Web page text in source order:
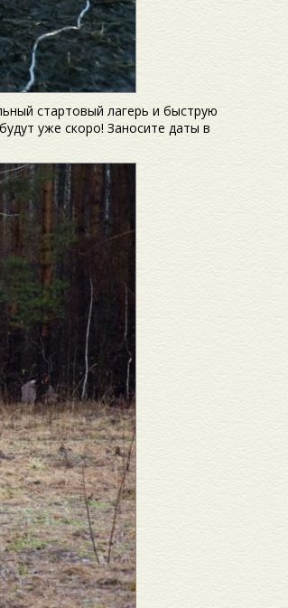
стартовый лагерь и быструю
уже скоро! Заносите даты в